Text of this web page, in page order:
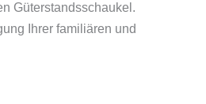
Güterstandsschaukel.
Ihrer familiären und